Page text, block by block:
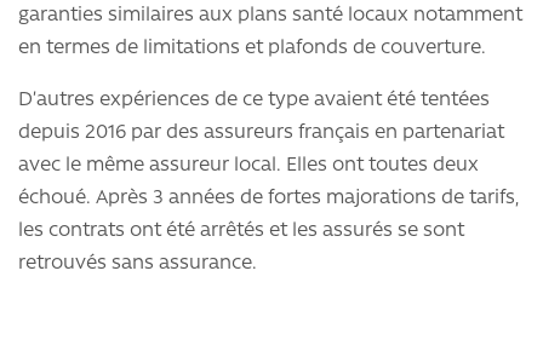
garanties similaires aux plans santé locaux notamment
en termes de limitations et plafonds de couverture.
D’autres expériences de ce type avaient été tentées
depuis 2016 par des assureurs français en partenariat
avec le même assureur local. Elles ont toutes deux
échoué. Après 3 années de fortes majorations de tarifs,
les contrats ont été arrêtés et les assurés se sont
retrouvés sans assurance.